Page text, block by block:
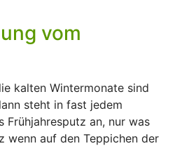
vom
kalten Wintermonate sind
steht in fast jedem
Frühjahresputz an, nur was
wenn auf den Teppichen der